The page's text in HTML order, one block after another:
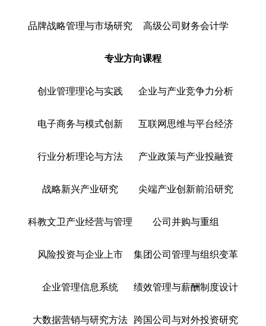
品牌战略管理与市场研究 高级公司财务会计学
专业方向课程
创业管理理论与实践 企业与产业竞争力分析
电子商务与模式创新 互联网思维与平台经济
行业分析理论与方法 产业政策与产业投融资
战略新兴产业研究 尖端产业创新前沿研究
科教文卫产业经营与管理 公司并购与重组
风险投资与企业上市 集团公司管理与组织变革
企业管理信息系统 绩效管理与薪酬制度设计
大数据营销与研究方法 跨国公司与对外投资研究